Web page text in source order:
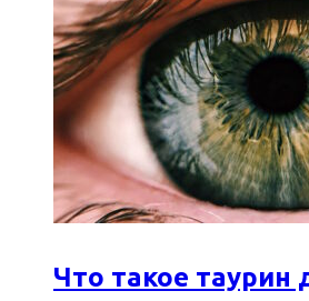
Что такое таурин